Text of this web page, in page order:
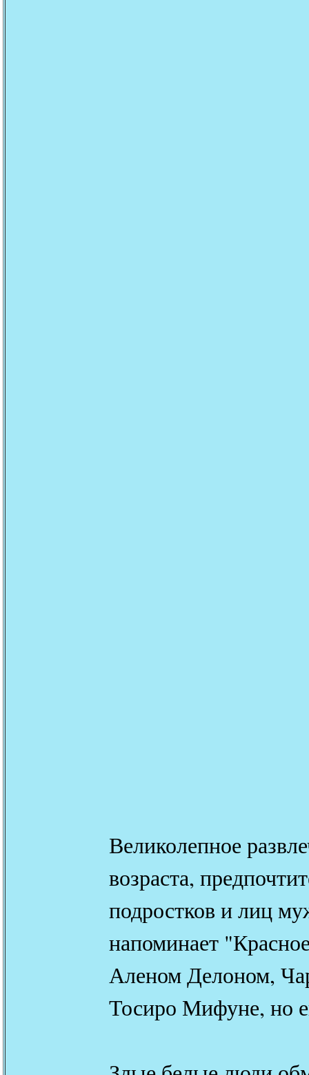
Великолепное
возраста,
подростков и лиц
напоминает
Аленом Делоном,
Тосиро Мифуне, но